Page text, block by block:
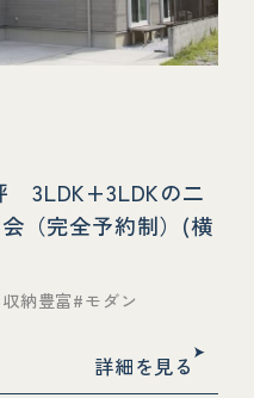
3LDK+3LDKの二
（完全予約制）(横
収納豊富
モダン
詳細を見る